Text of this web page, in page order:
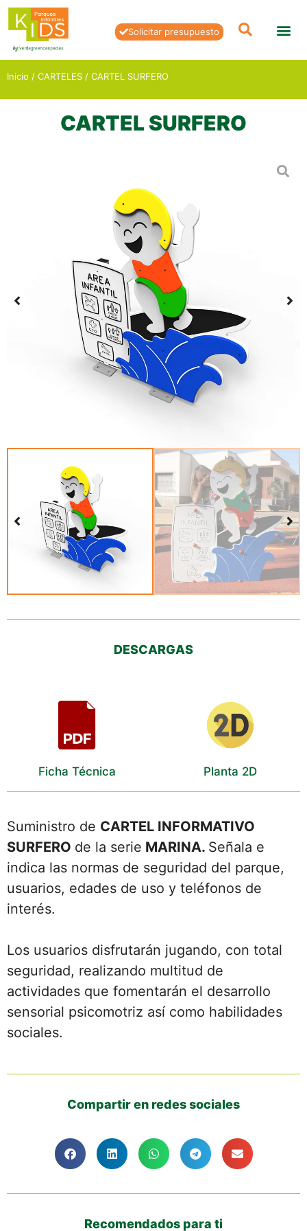
Solicitar presupuesto
Inicio / CARTELES / CARTEL SURFERO
CARTEL SURFERO
DESCARGAS
Ficha Técnica Planta 2D
Suministro de CARTEL INFORMATIVO
SURFERO de la serie MARINA. Señala e
indica las normas de seguridad del parque,
usuarios, edades de uso y teléfonos de
interés.
Los usuarios disfrutarán jugando, con total
seguridad, realizando multitud de
actividades que fomentarán el desarrollo
sensorial psicomotriz así como habilidades
sociales.
Compartir en redes sociales
Recomendados para ti